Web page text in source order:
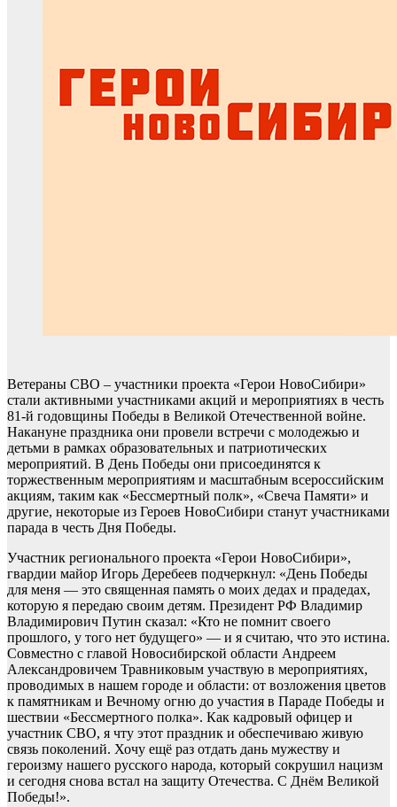
Ветераны СВО – участники проекта «Герои НовоСибири»
стали активными участниками акций и мероприятиях в честь
81-й годовщины Победы в Великой Отечественной войне.
Накануне праздника они провели встречи с молодежью и
детьми в рамках образовательных и патриотических
мероприятий. В День Победы они присоединятся к
торжественным мероприятиям и масштабным всероссийским
акциям, таким как «Бессмертный полк», «Свеча Памяти» и
другие, некоторые из Героев НовоСибири станут участниками
парада в честь Дня Победы.
Участник регионального проекта «Герои НовоСибири»,
гвардии майор Игорь Деребеев подчеркнул: «День Победы
для меня — это священная память о моих дедах и прадедах,
которую я передаю своим детям. Президент РФ Владимир
Владимирович Путин сказал: «Кто не помнит своего
прошлого, у того нет будущего» — и я считаю, что это истина.
Совместно с главой Новосибирской области Андреем
Александровичем Травниковым участвую в мероприятиях,
проводимых в нашем городе и области: от возложения цветов
к памятникам и Вечному огню до участия в Параде Победы и
шествии «Бессмертного полка». Как кадровый офицер и
участник СВО, я чту этот праздник и обеспечиваю живую
связь поколений. Хочу ещё раз отдать дань мужеству и
героизму нашего русского народа, который сокрушил нацизм
и сегодня снова встал на защиту Отечества. С Днём Великой
Победы!».